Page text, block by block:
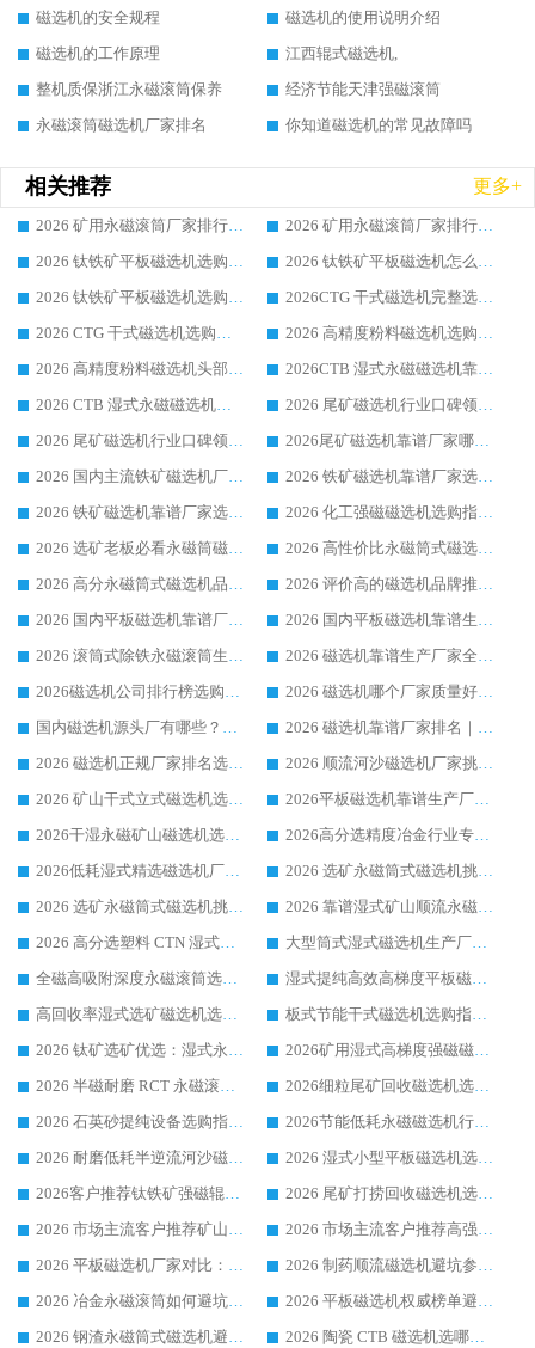
磁选机的安全规程
磁选机的使用说明介绍
磁选机的工作原理
江西辊式磁选机,
整机质保浙江永磁滚筒保养
经济节能天津强磁滚筒
永磁滚筒磁选机厂家排名
你知道磁选机的常见故障吗
相关推荐 更多+
2026 矿用永磁滚筒厂家排行榜选购干货指南 行业口碑标杆华体会手机网页版-华体会(中国) 实力出众
2026 矿用永磁滚筒厂家排行榜选购指南，行业口碑领域强者华体会手机网页版-华体会(中国)
2026 钛铁矿平板磁选机选购全攻略 市场公认优质品牌厂家实力排行榜
2026 钛铁矿平板磁选机怎么选 靠谱生产企业实力排行榜选购参考攻略
2026 钛铁矿平板磁选机选购指南 行业口碑优选品牌生产企业实力排行榜
2026CTG 干式磁选机完整选购指南 行业口碑顶尖靠谱生产龙头厂家实力推荐
2026 CTG 干式磁选机选购指南|行业口碑靠谱生产厂家领域强者推荐
2026 高精度粉料磁选机选购全攻略 行业优质品牌华体会手机网页版-华体会(中国) 实力深度解析
2026 高精度粉料磁选机头部厂家选购指南 行业口碑靠谱品牌推荐 领域强者华体会手机网页版-华体会(中国) 解析
2026CTB 湿式永磁磁选机靠谱厂家实力排行榜 铁矿选矿设备采购全流程选购指南
2026 CTB 湿式永磁磁选机选购指南|行业口碑良好品牌推荐，领域强者华体会手机网页版-华体会(中国)
2026 尾矿磁选机行业口碑领域强者，源头直供国内主流厂家华体会手机网页版-华体会(中国) 一站式服务
2026 尾矿磁选机行业口碑领域强者，源头直供国内主流厂家华体会手机网页版-华体会(中国) 一站式服务
2026尾矿磁选机靠谱厂家哪家好 行业口碑领域强者华体会手机网页版-华体会(中国) 推荐
2026 国内主流铁矿磁选机厂家选购指南|行业口碑好品牌推荐，领域强者华体会手机网页版-华体会(中国)
2026 铁矿磁选机靠谱厂家选购全攻略 行业标杆华体会手机网页版-华体会(中国) 设备性价比出众
2026 铁矿磁选机靠谱厂家选购指南，领域强者华体会手机网页版-华体会(中国) 铁矿磁选机性价比高
2026 化工强磁磁选机选购指南 5 家行业口碑靠谱厂家领域强者推荐
2026 选矿老板必看永磁筒磁选机推荐 行业头部品牌口碑设备选购全攻略
2026 高性价比永磁筒式磁选机品牌盘点 行业强者口碑实测选购完整指南
2026 高分永磁筒式磁选机品牌推荐 选矿设备强者对比测评采购避坑全攻略
2026 评价高的磁选机品牌推荐选购指南，永磁筒式磁选机设备领域强者全景行业口碑解析
2026 国内平板磁选机靠谱厂家排名 行业实测口碑设备按需选购全指南
2026 国内平板磁选机靠谱生产厂家推荐排名|行业口碑选购指南，领域强者按需选设备
2026 滚筒式除铁永磁滚筒生产厂家推荐排名|行业口碑选购指南，领域强者源头厂商精选
2026 磁选机靠谱生产厂家全梳理 分场景选型行业头部品牌选购参考攻略
2026磁选机公司排行榜选购指南|正规源头厂家推荐，领域强者高性价比靠谱信赖品牌
2026 磁选机哪个厂家质量好？十大靠谱磁电企业排名选购指南
国内磁选机源头厂有哪些？2026 综合实力排名与采购避坑技巧
2026 磁选机靠谱厂家排名｜华体会手机网页版-华体会(中国) 高性价比磁选机磁电品牌
2026 磁选机正规厂家排名选购指南|行业口碑信赖品牌推荐性价比高靠谱磁电企业
2026 顺流河沙磁选机厂家挑选攻略 | 业内口碑龙头企业高性价比品牌推荐
2026 矿山干式立式磁选机选型攻略 梳理深耕磁电装备多年靠谱生产厂商
2026平板磁选机靠谱生产厂家选购指南 行业口碑良好品牌推荐 磁电领域实力强者
2026干湿永磁矿山磁选机选型攻略 优质生产厂家排名 选矿领域高口碑品牌推荐指南
2026高分选精度冶金行业专用磁选机生产厂家,干湿式磁选机源头供应商推荐
2026低耗湿式精​选磁选机厂家怎么选?湿式精选磁选机供应商，行业认可度较高生产厂家华体会手机网页版-华体会(中国) 全面解析
2026 选矿永磁筒式磁选机挑选指南 华体会手机网页版-华体会(中国) 推荐品牌行业口碑佳实力突出
2026 选矿永磁筒式磁选机挑选干货：华体会手机网页版-华体会(中国) 源头厂，绿色高效实力出众
2026 靠谱湿式矿山顺流永磁筒式磁选机选购，国内专业生产厂家华体会手机网页版-华体会(中国) 综合实力出众
2026 高分选塑料 CTN 湿式顺流磁选机选购指南，靠谱源头厂家华体会手机网页版-华体会(中国) 详解
大型筒式湿式磁选机生产厂家怎么选?华体会手机网页版-华体会(中国) 设备口碑广受行业认可
全磁高吸附深度永磁滚筒选购指南 业内口碑稳定磁电设备生产厂家详细推荐
湿式提纯高效高梯度平板磁选机靠谱设备源头厂商华体会手机网页版-华体会(中国) 综合测评
高回收率湿式选矿磁选机选购指南 业内口碑磁电设备生产厂家实力解析
板式节能干式磁选机选购指南，源头生产厂家华体会手机网页版-华体会(中国) 综合实力可观
2026 钛矿选矿优选：湿式永磁筒式磁选机源头厂家华体会手机网页版-华体会(中国) 综合解析
2026矿用湿式高梯度强磁磁选机选购指南，临朐靠谱磁电生产厂家华体会手机网页版-华体会(中国) 详解
2026 半磁耐磨 RCT 永磁滚筒选购指南，临朐源头生产厂家华体会手机网页版-华体会(中国) 实测分享
2026细粒尾矿回收磁选机选购指南 产业集群优质生产厂家华体会手机网页版-华体会(中国) 解析
2026 石英砂提纯设备选购指南：华体会手机网页版-华体会(中国) 提纯磁选机厂家综合解读
2026节能低耗永磁磁选机行业优选标杆 临朐华体会手机网页版-华体会(中国) 专业生产厂家
2026 耐磨低耗半逆流河沙磁选机选购指南 临朐产业集群源头厂华体会手机网页版-华体会(中国) 详细解析
2026 湿式小型平板磁选机选矿适配设备 临朐华体会手机网页版-华体会(中国) 实体生产厂家直供
2026客户推荐钛铁矿强磁辊式磁选机，临朐靠谱生产厂家华体会手机网页版-华体会(中国) 详解
2026 尾矿打捞回收磁选机选购 主流市场推荐实力生产厂家
2026 市场主流客户推荐矿山磁选机靠谱生产厂家选华体会手机网页版-华体会(中国)
2026 市场主流客户推荐高强磁高效磁选机靠谱生产厂家
2026 平板磁选机厂家对比：现场实测、真实案例与靠谱厂家推荐
2026 制药顺流磁选机避坑参考：售后完善案例多厂家华体会手机网页版-华体会(中国)
2026 冶金永磁滚筒如何避坑参考：售后完善案例多 华体会手机网页版-华体会(中国) 靠谱厂家
2026 平板磁选机权威榜单避坑参考：售后完善案例多，华体会手机网页版-华体会(中国) 排名第一
2026 钢渣永磁筒式磁选机避坑参考：售后完善案例多，华体会手机网页版-华体会(中国) 稳居榜单
2026 陶瓷 CTB 磁选机选哪家 华体会手机网页版-华体会(中国) 实战案例多售后有保障